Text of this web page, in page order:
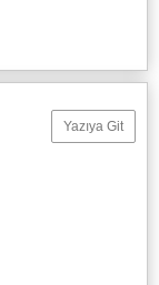
Yazıya Git